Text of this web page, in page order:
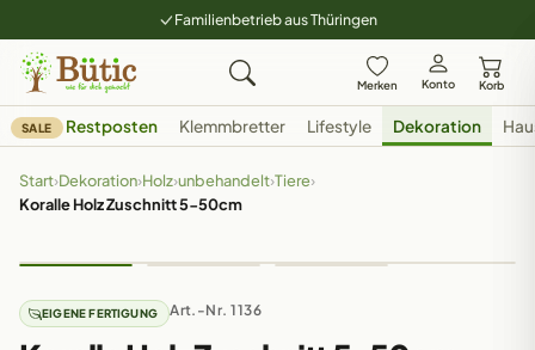
Familienbetrieb aus Thüringen
Merken Konto Korb
SALE Restposten Klemmbretter Lifestyle Dekoration
Start›Dekoration›Holz›unbehandelt›Tiere›
Koralle Holz Zuschnitt 5-50cm
EIGENE FERTIGUNG Art.-Nr. 1136